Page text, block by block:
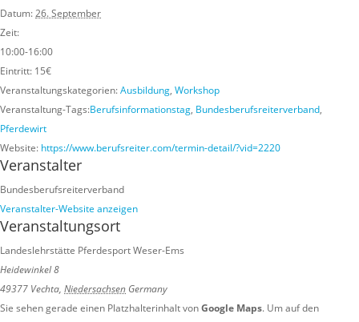
Datum:26. September
Zeit:
10:00-16:00
Eintritt: 15€
Veranstaltungskategorien:Ausbildung, Workshop
Veranstaltung-Tags:Berufsinformationstag, Bundesberufsreiterverband,
Pferdewirt
Website: https://www.berufsreiter.com/termin-detail/?vid=2220
Veranstalter
Bundesberufsreiterverband
Veranstalter-Website anzeigen
Veranstaltungsort
Landeslehrstätte Pferdesport Weser-Ems
Heidewinkel 8
49377 Vechta, Niedersachsen Germany
Sie sehen gerade einen Platzhalterinhalt vonGoogle Maps. Um auf den